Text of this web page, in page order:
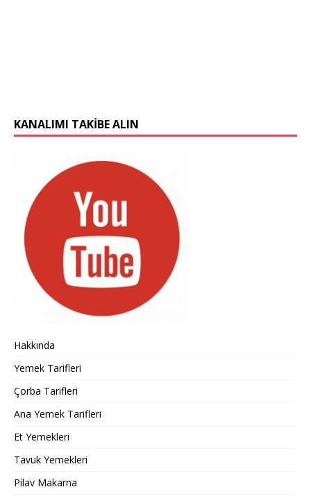
KANALIMI TAKIBE ALIN
Hakkında
Yemek Tarifleri
Çorba Tarifleri
Ana Yemek Tarifleri
Et Yemekleri
Tavuk Yemekleri
Pilav Makarna